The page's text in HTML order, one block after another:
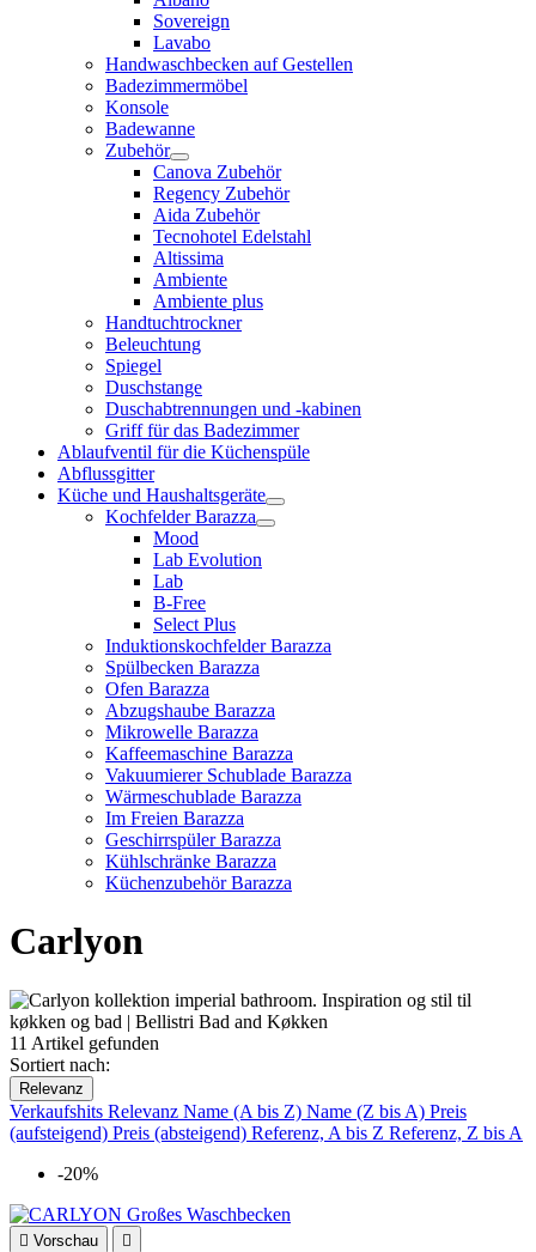
Sovereign
Lavabo
Handwaschbecken auf Gestellen
Badezimmermöbel
Konsole
Badewanne
Zubehör
Canova Zubehör
Regency Zubehör
Aida Zubehör
Tecnohotel Edelstahl
Altissima
Ambiente
Ambiente plus
Handtuchtrockner
Beleuchtung
Spiegel
Duschstange
Duschabtrennungen und -kabinen
Griff für das Badezimmer
Ablaufventil für die Küchenspüle
Abflussgitter
Küche und Haushaltsgeräte
Kochfelder Barazza
Mood
Lab Evolution
Lab
B-Free
Select Plus
Induktionskochfelder Barazza
Spülbecken Barazza
Ofen Barazza
Abzugshaube Barazza
Mikrowelle Barazza
Kaffeemaschine Barazza
Vakuumierer Schublade Barazza
Wärmeschublade Barazza
Im Freien Barazza
Geschirrspüler Barazza
Kühlschränke Barazza
Küchenzubehör Barazza
Carlyon
11 Artikel gefunden
Sortiert nach:
Relevanz
Verkaufshits Relevanz Name (A bis Z) Name (Z bis A) Preis
(aufsteigend) Preis (absteigend) Referenz, A bis Z Referenz, Z bis A
-20%
 Vorschau 